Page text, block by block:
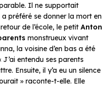
Il ne supportait
préféré se donner la mort en
de l’école, le petit Anton
monstrueux vivant
la voisine d’en bas a été
entendu ses parents
Ensuite, il y’a eu un silence
» raconte-t-elle. Elle